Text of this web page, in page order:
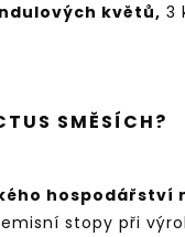
květů, 3
SMĚSÍCH?
hospodářství
stopy při